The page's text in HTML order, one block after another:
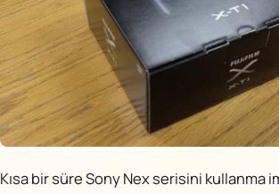
Kısa bir süre Sony Nex serisini kullanma